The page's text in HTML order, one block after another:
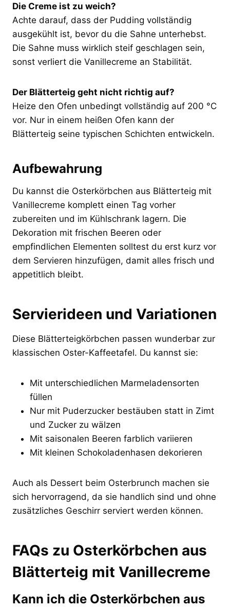
Die Creme ist zu weich?
Achte darauf, dass der Pudding vollständig
ausgekühlt ist, bevor du die Sahne unterhebst.
Die Sahne muss wirklich steif geschlagen sein,
sonst verliert die Vanillecreme an Stabilität.
Der Blätterteig geht nicht richtig auf?
Heize den Ofen unbedingt vollständig auf 200 °C
vor. Nur in einem heißen Ofen kann der
Blätterteig seine typischen Schichten entwickeln.
Aufbewahrung
Du kannst die Osterkörbchen aus Blätterteig mit
Vanillecreme komplett einen Tag vorher
zubereiten und im Kühlschrank lagern. Die
Dekoration mit frischen Beeren oder
empfindlichen Elementen solltest du erst kurz vor
dem Servieren hinzufügen, damit alles frisch und
appetitlich bleibt.
Servierideen und Variationen
Diese Blätterteigkörbchen passen wunderbar zur
klassischen Oster-Kaffeetafel. Du kannst sie:
Mit unterschiedlichen Marmeladensorten
füllen
Nur mit Puderzucker bestäuben statt in Zimt
und Zucker zu wälzen
Mit saisonalen Beeren farblich variieren
Mit kleinen Schokoladenhasen dekorieren
Auch als Dessert beim Osterbrunch machen sie
sich hervorragend, da sie handlich sind und ohne
zusätzliches Geschirr serviert werden können.
FAQs zu Osterkörbchen aus
Blätterteig mit Vanillecreme
Kann ich die Osterkörbchen aus